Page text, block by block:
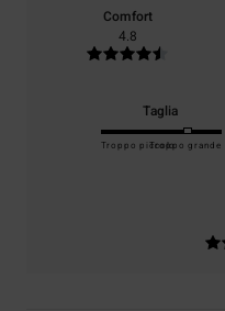
Comfort
4.8
Taglia
Troppo piccoloTroppo grande